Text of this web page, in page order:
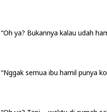
“Oh ya? Bukannya kalau udah
“Nggak semua ibu hamil punya